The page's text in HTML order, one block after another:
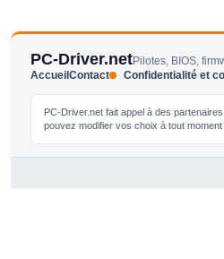
PC-Driver.netPilotes, BIOS,
AccueilContact Confidentialité et
PC-Driver.net fait appel à des
pouvez modifier vos choix à tout